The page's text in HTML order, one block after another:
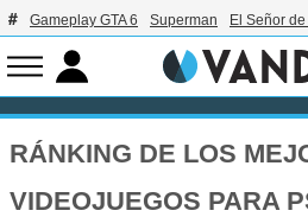
Gameplay GTA 6 Superman El Señor
RÁNKING DE LOS
VIDEOJUEGOS PARA